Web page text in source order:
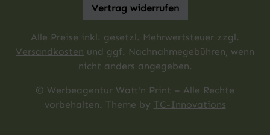
Vertrag widerrufen
Alle Preise inkl. gesetzl. Mehrwertsteuer zzgl.
Versandkosten und ggf. Nachnahmegebühren, wenn
nicht anders angegeben.
© Werbeagentur Watt'n Print – Alle Rechte
vorbehalten. Theme by TC-Innovations